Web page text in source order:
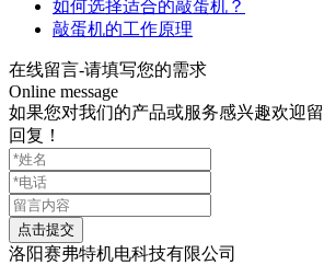
如何选择适合的敲蛋机？
敲蛋机的工作原理
在线留言-请填写您的需求
Online message
如果您对我们的产品或服务感兴趣欢迎
回复！
洛阳赛弗特机电科技有限公司